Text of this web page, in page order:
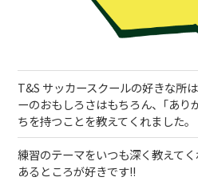
T&S サッカースクールの好きな所
ーのおもしろさはもちろん、｢あり
ちを持つことを教えてくれました。
練習のテーマをいつも深く教えて
あるところが好きです!!